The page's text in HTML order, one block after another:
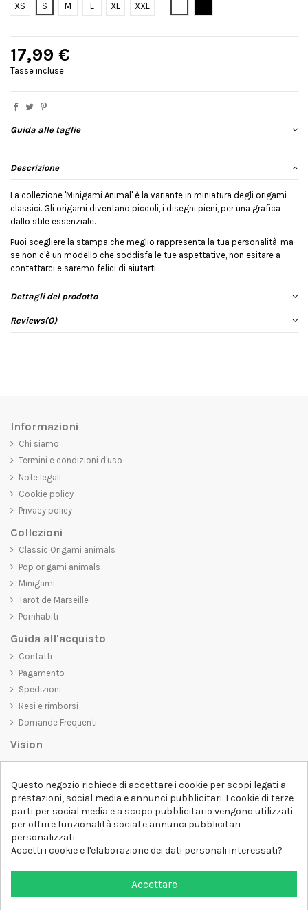
XS
S M L XL XXL
17,99 €
Tasse incluse
Guida alle taglie
Descrizione
La collezione 'Minigami Animal' è la variante in miniatura degli origami
classici. Gli origami diventano piccoli, i disegni pieni, per una grafica
dallo stile essenziale.
Puoi scegliere la stampa che meglio rappresenta la tua personalità, ma
se non c'è un modello che soddisfa le tue aspettative, non esitare a
contattarci e saremo felici di aiutarti.
Dettagli del prodotto
Reviews(0)
Informazioni
Chi siamo
Termini e condizioni d'uso
Note legali
Cookie policy
Privacy policy
Collezioni
Classic Origami animals
Pop origami animals
Minigami
Tarot de Marseille
Pornhabiti
Guida all'acquisto
Contatti
Pagamento
Spedizioni
Resi e rimborsi
Domande Frequenti
Vision
belli da vedere, ma che trasmettano anche un messaggio importante.
Che siate alla ricerca di una t-shirt unica e di tendenza, di una felpa
comoda e accogliente o di un accessorio esclusivo,D-SHIRTha
qualcosa per tutti.
Follow us
Questo negozio richiede di accettare i cookie per scopi legati a
prestazioni, social media e annunci pubblicitari. I cookie di terze
parti per social media e a scopo pubblicitario vengono utilizzati
per offrire funzionalità social e annunci pubblicitari
personalizzati.
Accetti i cookie e l'elaborazione dei dati personali interessati?
Accettare